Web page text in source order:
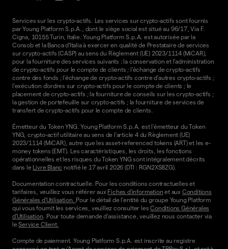
Services sur les crypto-actifs. Les services sur crypto-actifs sont fournis
par Young Platform S.p.A., dont le siège social est situé au 96/17, Via F.
Cigna, 10155 Turin, Italie. Young Platform S.p.A. est autorisée par la
Consob et la Banca d'Italia à exercer en qualité de Prestataire de services
sur crypto-actifs (CASP) au sens du Règlement (UE) 2023/1114 (MiCAR),
pour la fourniture des services suivants : la conservation et l'administration
de crypto-actifs pour le compte de clients ; l'échange de crypto-actifs
contre des fonds ; l'échange de crypto-actifs contre d'autres crypto-actifs ;
l'exécution d'ordres sur crypto-actifs pour le compte de clients ; le
placement de crypto-actifs ; la fourniture de conseils sur les crypto-actifs ;
la gestion de portefeuille sur crypto-actifs ; la fourniture de services de
transfert de crypto-actifs pour le compte de clients.
Émetteur du Token YNG. Young Platform S.p.A. est l'émetteur du Token
YNG, crypto-actif utilitaire au sens de l'article 4 du Règlement (UE)
2023/1114 (MiCAR), autre que les asset-referenced tokens (ART) et les e-
money tokens (EMT). Les caractéristiques, les droits, les fonctions
opérationnelles et les risques du Token YNG sont intégralement décrits
dans le Livre Blanc notifié le 17 avril 2026 (DTI : RGN2XS8ZG).
Documentation contractuelle. Pour les conditions contractuelles et
tarifaires, veuillez vous référer aux Fiches d'information et aux Conditions
Générales d'Utilisation. Pour le détail de l'entité du groupe Young Platform
qui vous fournit les services, veuillez consulter lesConditions Générales
d'Utilisation. Pour toute demande d'assistance, veuillez nous contacter via
leService Client.
Compte de paiement. Young Platform S.p.A. est inscrite au registre